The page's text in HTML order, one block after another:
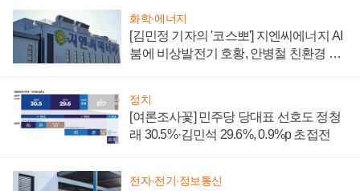
화학·에너지
[김민정 기자의 '코스뽀'] 지엔씨에너지 AI
붐에 비상발전기 호황, 안병철 친환경 에
정치
[여론조사꽃] 민주당 당대표 선호도 정청
래 30.5%·김민석 29.6%, 0.9%p 초접전
전자·전기·정보통신